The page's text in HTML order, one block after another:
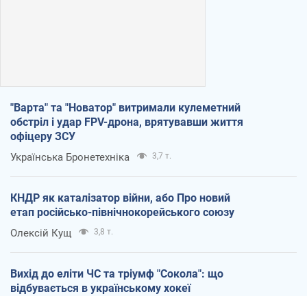
"Варта" та "Новатор" витримали кулеметний
обстріл і удар FPV-дрона, врятувавши життя
офіцеру ЗСУ
Українська Бронетехніка 3,7 т.
КНДР як каталізатор війни, або Про новий
етап російсько-північнокорейського союзу
Олексій Кущ 3,8 т.
Вихід до еліти ЧС та тріумф "Сокола": що
відбувається в українському хокеї